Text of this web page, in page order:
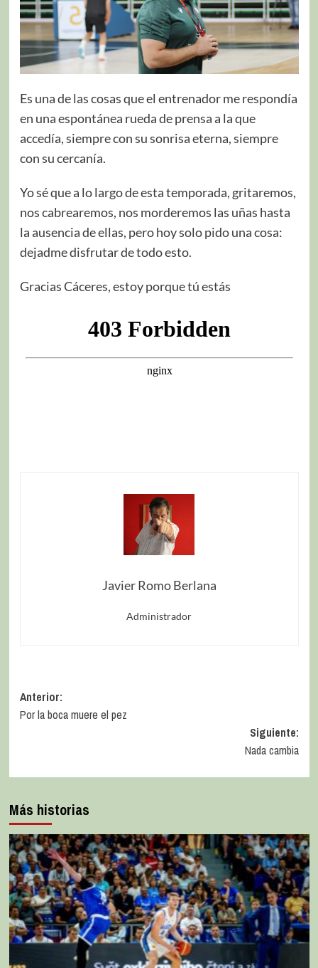
Es una de las cosas que el entrenador me respondía
en una espontánea rueda de prensa a la que
accedía, siempre con su sonrisa eterna, siempre
con su cercanía.
Yo sé que a lo largo de esta temporada, gritaremos,
nos cabrearemos, nos morderemos las uñas hasta
la ausencia de ellas, pero hoy solo pido una cosa:
dejadme disfrutar de todo esto.
Gracias Cáceres, estoy porque tú estás
Javier Romo Berlana
Administrador
Anterior:
Por la boca muere el pez
Siguiente:
Nada cambia
Más historias